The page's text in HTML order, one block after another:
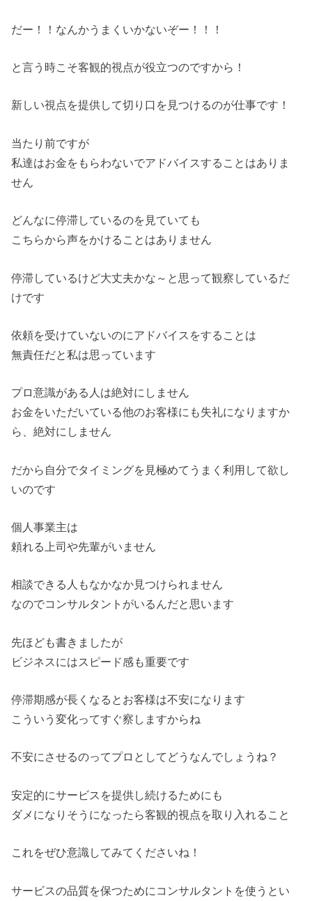
だー！！なんかうまくいかないぞー！！！
と言う時こそ客観的視点が役立つのですから！
新しい視点を提供して切り口を見つけるのが仕事です！
当たり前ですが
私達はお金をもらわないでアドバイスすることはありま
せん
どんなに停滞しているのを見ていても
こちらから声をかけることはありません
停滞しているけど大丈夫かな～と思って観察しているだ
けです
依頼を受けていないのにアドバイスをすることは
無責任だと私は思っています
プロ意識がある人は絶対にしません
お金をいただいている他のお客様にも失礼になりますか
ら、絶対にしません
だから自分でタイミングを見極めてうまく利用して欲し
いのです
個人事業主は
頼れる上司や先輩がいません
相談できる人もなかなか見つけられません
なのでコンサルタントがいるんだと思います
先ほども書きましたが
ビジネスにはスピード感も重要です
停滞期感が長くなるとお客様は不安になります
こういう変化ってすぐ察しますからね
不安にさせるのってプロとしてどうなんでしょうね？
安定的にサービスを提供し続けるためにも
ダメになりそうになったら客観的視点を取り入れること
これをぜひ意識してみてくださいね！
サービスの品質を保つためにコンサルタントを使うとい